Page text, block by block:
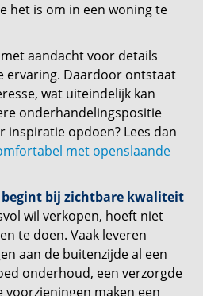
het is om in een woning te
aandacht voor details
ervaring. Daardoor ontstaat
wat uiteindelijk kan
onderhandelingspositie
inspiratie opdoen? Lees dan
met openslaande
bij zichtbare kwaliteit
wil verkopen, hoeft niet
te doen. Vaak leveren
aan de buitenzijde al een
onderhoud, een verzorgde
maken een